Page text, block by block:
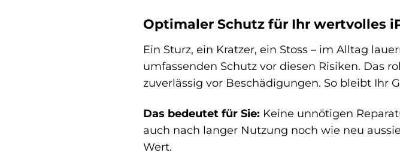
Optimaler Schutz für Ihr wertvolles
Ein Sturz, ein Kratzer, ein Stoss – im Alltag
umfassenden Schutz vor diesen Risiken. Das
zuverlässig vor Beschädigungen. So bleibt Ihr
Das bedeutet für Sie: Keine unnötigen
auch nach langer Nutzung noch wie neu
Wert.